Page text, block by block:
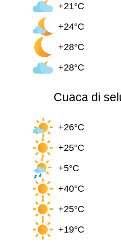
+21°C
+24°C
+28°C
+28°C
Cuaca di
+26°C
+25°C
+5°C
+40°C
+25°C
+19°C